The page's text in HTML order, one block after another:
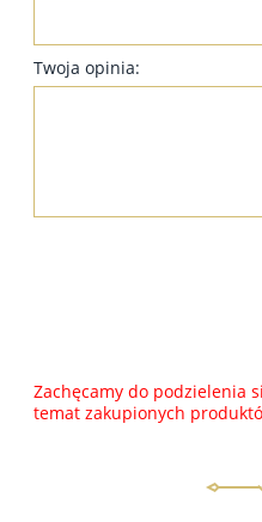
Twoja opinia:
Zachęcamy do podzielenia
temat zakupionych